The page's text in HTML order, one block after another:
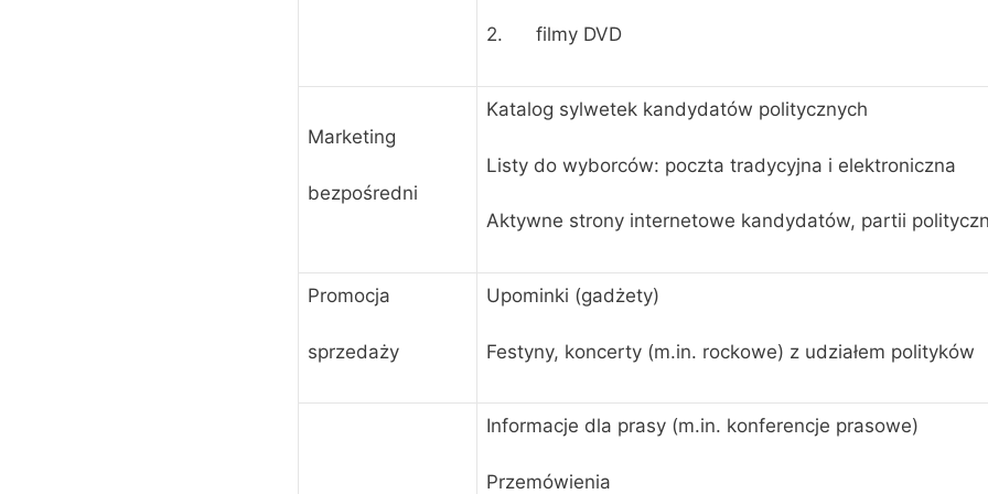
2. filmy DVD
Marketing
bezpośredni
Katalog sylwetek kandydatów politycznych
Listy do wyborców: poczta tradycyjna i elektroniczna
Aktywne strony internetowe kandydatów, partii
Promocja
sprzedaży
Upominki (gadżety)
Festyny, koncerty (m.in. rockowe) z udziałem polityków
Informacje dla prasy (m.in. konferencje prasowe)
Przemówienia